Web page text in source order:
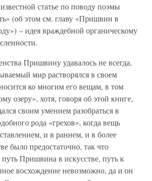
статье по поводу поэмы
(об этом см. главу «Пришвин в
– идея враждебной органическому
Пришвину удавалось не всегда,
мир растворялся в своем
ко многим его вещам, в том
озеру», хотя, говоря об этой книге,
своим умением разобраться в
рода «грехов», когда вещь
и в раннем, и в более
было предостаточно, так что
путь Пришвина в искусстве, путь к
восхождение невозможно, да и он